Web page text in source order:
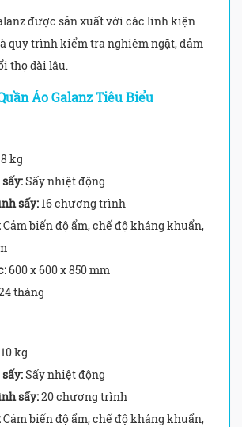
được sản xuất với các linh kiện
quy trình kiểm tra nghiêm ngặt, đảm
thọ dài lâu.
Áo Galanz Tiêu Biểu
8 kg
Sấy nhiệt động
sấy:16 chương trình
Cảm biến độ ẩm, chế độ kháng khuẩn,
600 x 600 x 850 mm
tháng
10 kg
Sấy nhiệt động
sấy:20 chương trình
Cảm biến độ ẩm, chế độ kháng khuẩn,